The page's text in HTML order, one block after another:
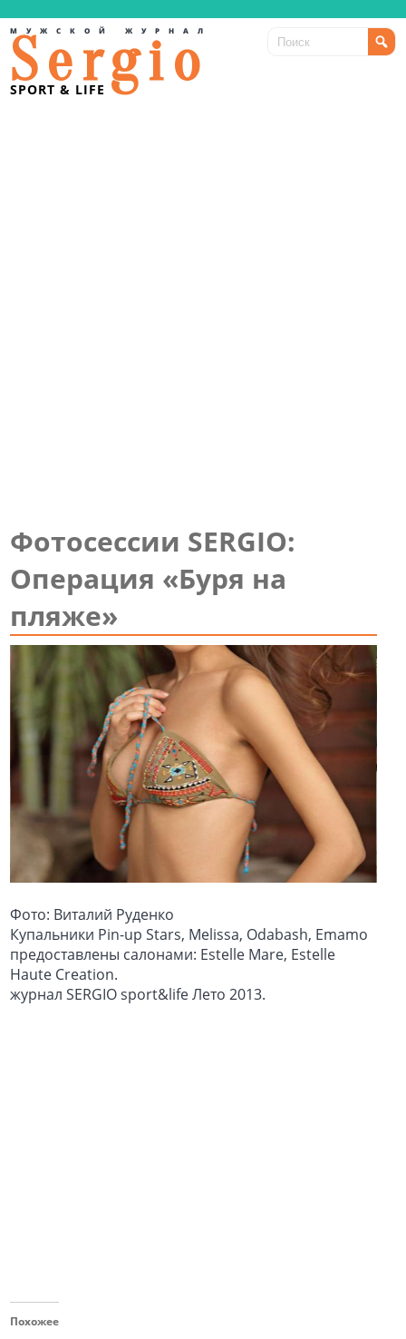
Sergio
SPORT & LIFE
МУЖСКОЙ ЖУРНАЛ
Фотосессии SERGIO:
Операция «Буря на
пляже»
Фото: Виталий Руденко
Купальники Pin-up Stars, Melissa, Odabash, Emamo
предоставлены салонами: Estelle Mare, Estelle
Haute Creation.
журнал SERGIO sport&life Лето 2013.
Похожее